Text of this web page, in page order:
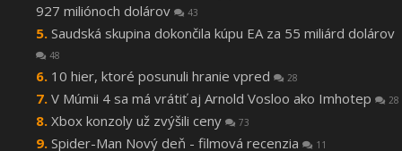
927 miliónoch dolárov
43
Saudská skupina dokončila kúpu EA za 55 miliárd dolárov
48
10 hier, ktoré posunuli hranie vpred 28
V Múmii 4 sa má vrátiť aj Arnold Vosloo ako Imhotep 28
Xbox konzoly už zvýšili ceny 73
Spider-Man Nový deň - filmová recenzia 11